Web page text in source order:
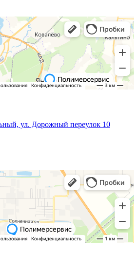
ул. Дорожный переулок 10